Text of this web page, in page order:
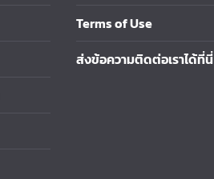
Terms of Use
ส่งข้อความติดต่อเราได้ที่นี่